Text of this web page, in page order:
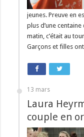
jeunes. Preuve en
plus d’une
matin, c’était au
Garçons et filles
13 mars
Laura
couple en